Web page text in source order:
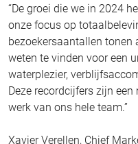
“De groei die we in 2024
onze focus op
bezoekersaantallen
weten te vinden voor een
waterplezier,
Deze recordcijfers zijn
werk van ons hele team.”
Xavier Verellen, Chief